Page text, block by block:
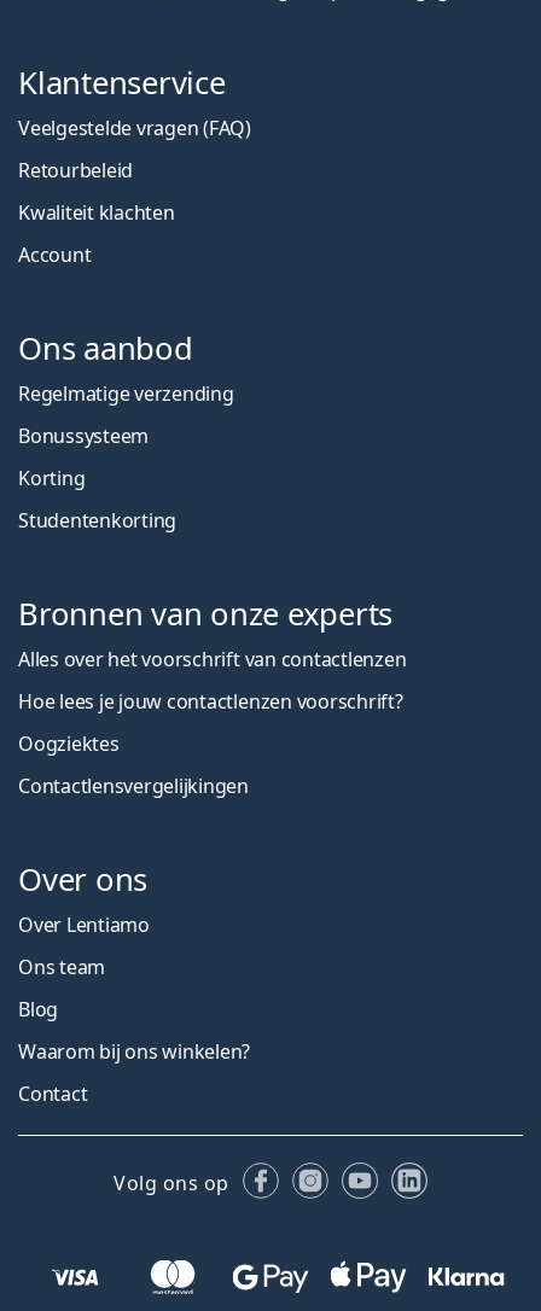
Klantenservice
Veelgestelde vragen (FAQ)
Retourbeleid
Kwaliteit klachten
Account
Ons aanbod
Regelmatige verzending
Bonussysteem
Korting
Studentenkorting
Bronnen van onze experts
Alles over het voorschrift van contactlenzen
Hoe lees je jouw contactlenzen voorschrift?
Oogziektes
Contactlensvergelijkingen
Over ons
Over Lentiamo
Ons team
Blog
Waarom bij ons winkelen?
Contact
Volg ons op FacebookInstagram
YouTubeLinkedIn